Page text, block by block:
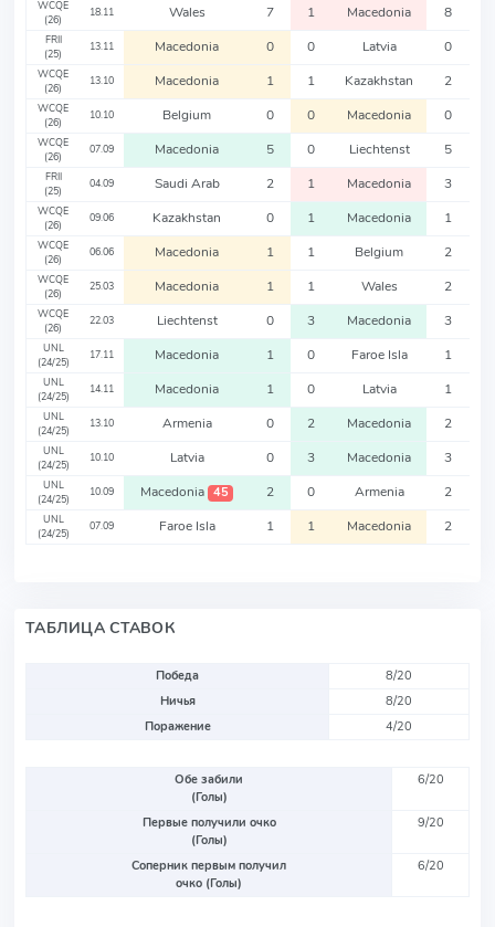
WCQE
(26)
18.11 Wales 7 1 Macedonia 8
FRII
(25)
13.11 Macedonia 0 0 Latvia 0
WCQE
(26)
13.10 Macedonia 1 1 Kazakhstan 2
WCQE
(26)
10.10 Belgium 0 0 Macedonia 0
WCQE
(26)
07.09 Macedonia 5 0 Liechtenst 5
FRII
(25)
04.09 Saudi Arab 2 1 Macedonia 3
WCQE
(26)
09.06 Kazakhstan 0 1 Macedonia 1
WCQE
(26)
06.06 Macedonia 1 1 Belgium 2
WCQE
(26)
25.03 Macedonia 1 1 Wales 2
WCQE
(26)
22.03 Liechtenst 0 3 Macedonia 3
UNL
(24/25)
17.11 Macedonia 1 0 Faroe Isla 1
UNL
(24/25)
14.11 Macedonia 1 0 Latvia 1
UNL
(24/25)
13.10 Armenia 0 2 Macedonia 2
UNL
(24/25)
10.10 Latvia 0 3 Macedonia 3
UNL
(24/25)
10.09 Macedonia 45 2 0 Armenia 2
UNL
(24/25)
07.09 Faroe Isla 1 1 Macedonia 2
ТАБЛИЦА СТАВОК
Победа
8/20
Ничья
8/20
Поражение
4/20
Обе забили
(Голы)
6/20
Первые получили очко
(Голы)
9/20
Соперник первым получил
очко (Голы)
6/20